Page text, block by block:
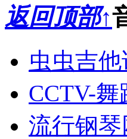
返回顶部↑
虫虫吉他
CCTV-舞
流行钢琴